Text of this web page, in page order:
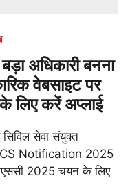
अधिकारी बनना
वेबसाइट पर
लिए करें अप्लाई
सेवा संयुक्त
PCS Notification 2025
2025 चयन के लिए